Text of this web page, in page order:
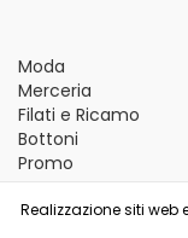
Moda
Merceria
Filati e Ricamo
Bottoni
Promo
Realizzazione siti